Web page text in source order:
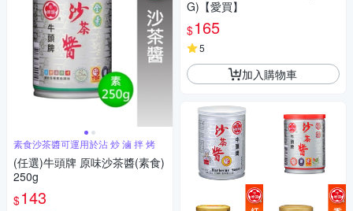
素食沙茶醬可運用於沾 炒 滷 拌 烤
(任選)牛頭牌 原味沙茶醬(素食)
250g
$143
G)【愛買】
$165
5
加入購物車